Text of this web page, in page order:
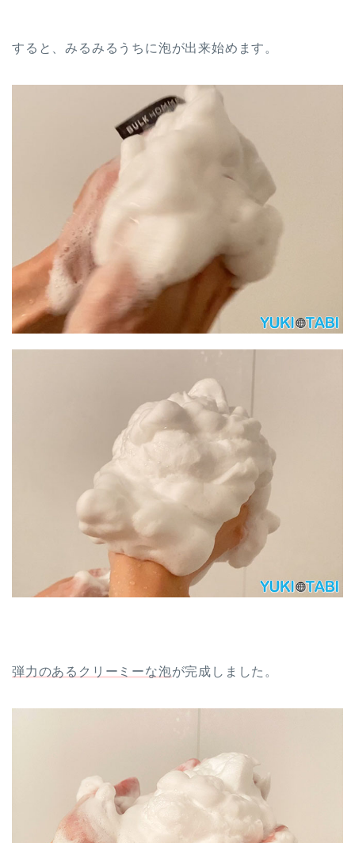
すると、みるみるうちに泡が出来始めます。
弾力のあるクリーミーな泡が完成しました。